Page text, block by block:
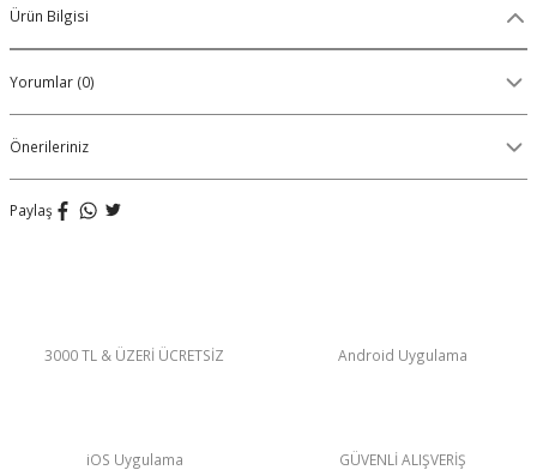
Ürün Bilgisi
Yorumlar (0)
Önerileriniz
Paylaş
3000 TL & ÜZERİ ÜCRETSİZ Android Uygulama
iOS Uygulama GÜVENLİ ALIŞVERİŞ